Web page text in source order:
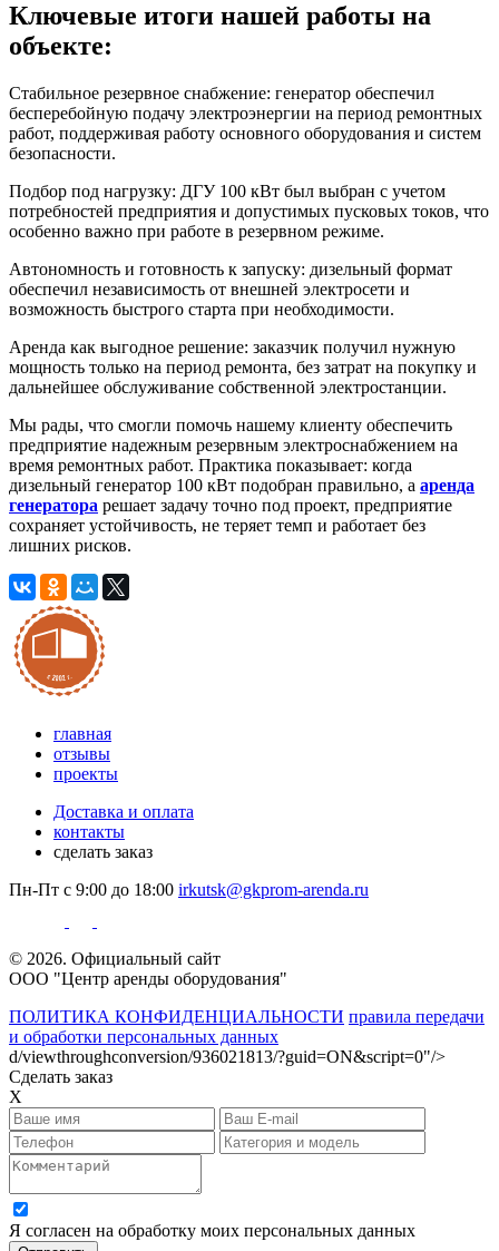
Ключевые итоги нашей работы на
объекте:
Стабильное резервное снабжение: генератор обеспечил
бесперебойную подачу электроэнергии на период ремонтных
работ, поддерживая работу основного оборудования и систем
безопасности.
Подбор под нагрузку: ДГУ 100 кВт был выбран с учетом
потребностей предприятия и допустимых пусковых токов, что
особенно важно при работе в резервном режиме.
Автономность и готовность к запуску: дизельный формат
обеспечил независимость от внешней электросети и
возможность быстрого старта при необходимости.
Аренда как выгодное решение: заказчик получил нужную
мощность только на период ремонта, без затрат на покупку и
дальнейшее обслуживание собственной электростанции.
Мы рады, что смогли помочь нашему клиенту обеспечить
предприятие надежным резервным электроснабжением на
время ремонтных работ. Практика показывает: когда
дизельный генератор 100 кВт подобран правильно, а аренда
генератора решает задачу точно под проект, предприятие
сохраняет устойчивость, не теряет темп и работает без
лишних рисков.
главная
отзывы
проекты
Доставка и оплата
контакты
сделать заказ
Пн-Пт с 9:00 до 18:00 irkutsk@gkprom-arenda.ru
© 2026. Официальный сайт
ООО "Центр аренды оборудования"
ПОЛИТИКА КОНФИДЕНЦИАЛЬНОСТИ правила передачи
и обработки персональных данных
d/viewthroughconversion/936021813/?guid=ON&script=0"/>
Сделать заказ
X
Я согласен на обработку моих персональных данных